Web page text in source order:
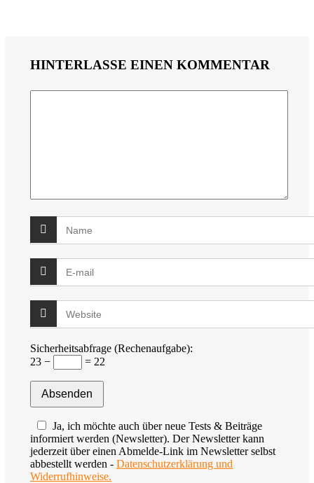
HINTERLASSE EINEN KOMMENTAR
Sicherheitsabfrage (Rechenaufgabe):
23 −
= 22
Ja, ich möchte auch über neue Tests & Beiträge
informiert werden (Newsletter). Der Newsletter kann
jederzeit über einen Abmelde-Link im Newsletter selbst
abbestellt werden - Datenschutzerklärung und
Widerrufhinweise.